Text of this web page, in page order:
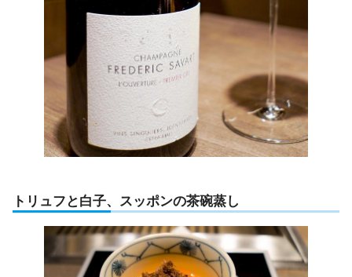
トリュフと白子、スッポンの茶碗蒸し